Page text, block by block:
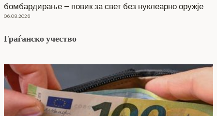
бомбардирање – повик за свет без нуклеарно оружје
06.08.2026
Граѓанско учество